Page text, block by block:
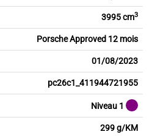
3995 cm3
Porsche Approved 12 mois
01/08/2023
pc26c1_411944721955
Niveau 1
299 g/KM